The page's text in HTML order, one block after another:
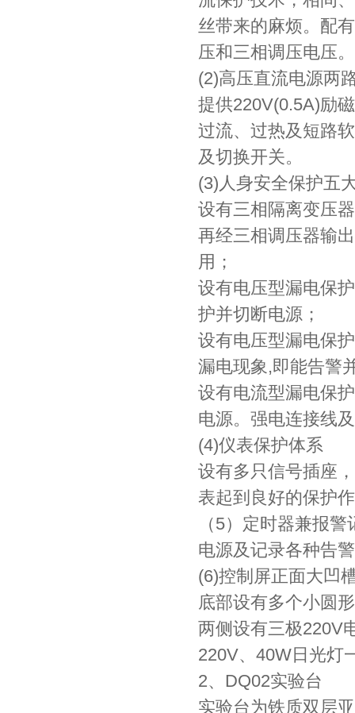
丝带来的麻烦。配
压和三相调压电压。
(2)高压直流电源两
提供220V(0.5A)励
过流、过热及短路
及切换开关。
(3)人身安全保护五
设有三相隔离变压
再经三相调压器输
用；
设有电压型漏电保
护并切断电源；
设有电压型漏电保
漏电现象,即能告警
设有电流型漏电保
电源。强电连接线
(4)仪表保护体系
设有多只信号插座
表起到良好的保护
（5）定时器兼报
电源及记录各种告
(6)控制屏正面大凹
底部设有多个小圆
两侧设有三极220V
220V、40W日光灯
2、DQ02实验台
实验台为铁质双层